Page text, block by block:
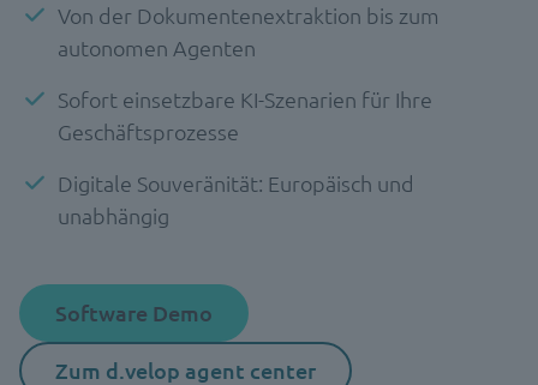
Von der Dokumentenextraktion bis zum
autonomen Agenten
Sofort einsetzbare KI-Szenarien für Ihre
Geschäftsprozesse
Digitale Souveränität: Europäisch und
unabhängig
Software Demo
Zum d.velop agent center